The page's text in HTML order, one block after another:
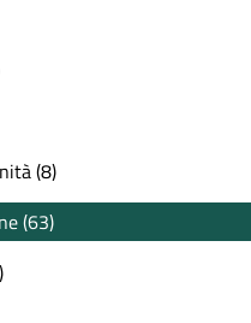
(8)
(63)